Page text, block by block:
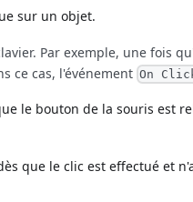
sur un objet.
Par exemple, une fois
ce cas, l'événement On
le bouton de la souris est
que le clic est effectué et